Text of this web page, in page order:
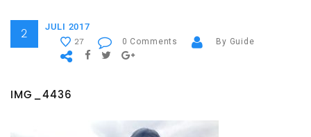
2 JULI 2017
27 0 Comments By Guide
IMG_4436